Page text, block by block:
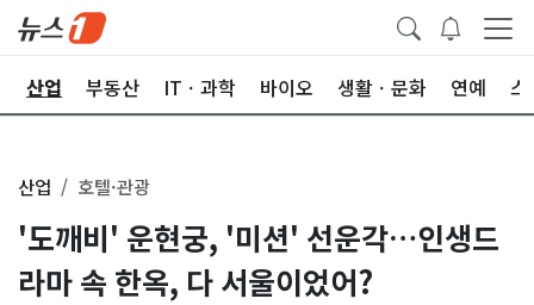
산업 부동산 ITㆍ과학 바이오 생활ㆍ문화 연예 스
산업 호텔·관광
'도깨비' 운현궁, '미션' 선운각…인생드
라마 속 한옥, 다 서울이었어?